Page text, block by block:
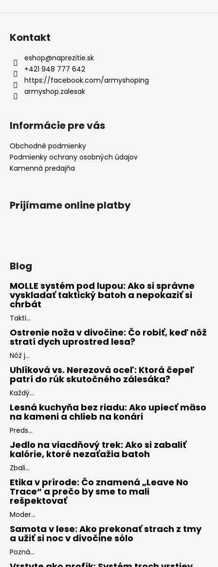
Kontakt
eshop@naprezitie.sk
+421 948 777 642
https://facebook.com/armyshoping
armyshop.zalesak
Informácie pre vás
Obchodné podmienky
Podmienky ochrany osobných údajov
Kamenná predajňa
Prijímame online platby
Blog
MOLLE systém pod lupou: Ako si správne
vyskladať taktický batoh a nepokaziť si
chrbát
Takti...
Ostrenie noža v divočine: Čo robiť, keď nôž
stratí dych uprostred lesa?
Nôž j...
Uhlíková vs. Nerezová oceľ: Ktorá čepeľ
patrí do rúk skutočného zálesáka?
Každý...
Lesná kuchyňa bez riadu: Ako upiecť mäso
na kameni a chlieb na konári
Preds...
Jedlo na viacdňový trek: Ako si zabaliť
kalórie, ktoré nezaťažia batoh
Zbali...
Etika v prírode: Čo znamená „Leave No
Trace“ a prečo by sme to mali
rešpektovať
Moder...
Samota v lese: Ako prekonať strach z tmy
a užiť si noc v divočine sólo
Pozná...